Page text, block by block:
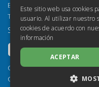
Email: helpdesk@torrossa.com
Tel:
+39 055 5018800
SÍGUENOS
Copyright 2000-2026
Casalini Libri
Este sitio web usa cookies
usuario. Al utilizar nuestro
cookies de acuerdo con
información
ACEPTAR